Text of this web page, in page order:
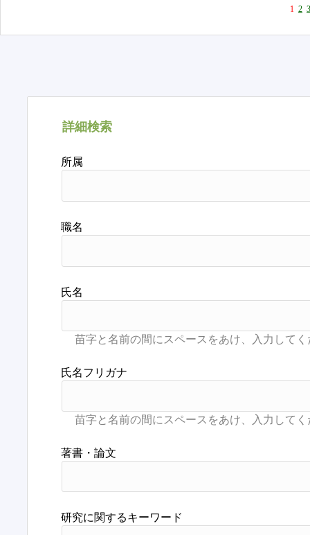
1 2 3
詳細検索
所属
職名
氏名
氏名フリガナ
著書・論文
研究に関するキーワード